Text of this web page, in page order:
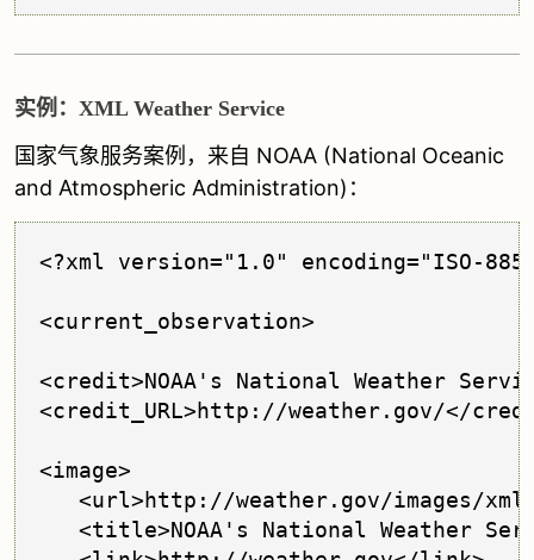
实例：XML Weather Service
国家气象服务案例，来自 NOAA (National Oceanic
and Atmospheric Administration)：
<?xml version="1.0" encoding="ISO-
<current_observation>
<credit>NOAA's National Weather
<credit_URL>http://weather.gov/</
<image>
<url>http://weather.gov/images/
<title>NOAA's National Weather